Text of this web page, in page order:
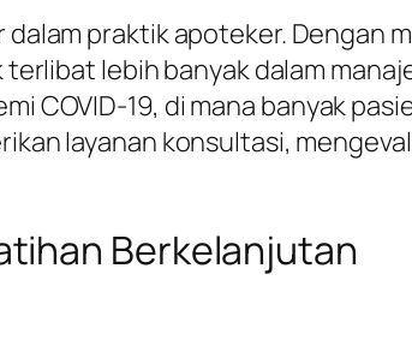
praktik apoteker. Dengan
lebih banyak dalam
COVID-19, di mana banyak
layanan konsultasi,
Berkelanjutan